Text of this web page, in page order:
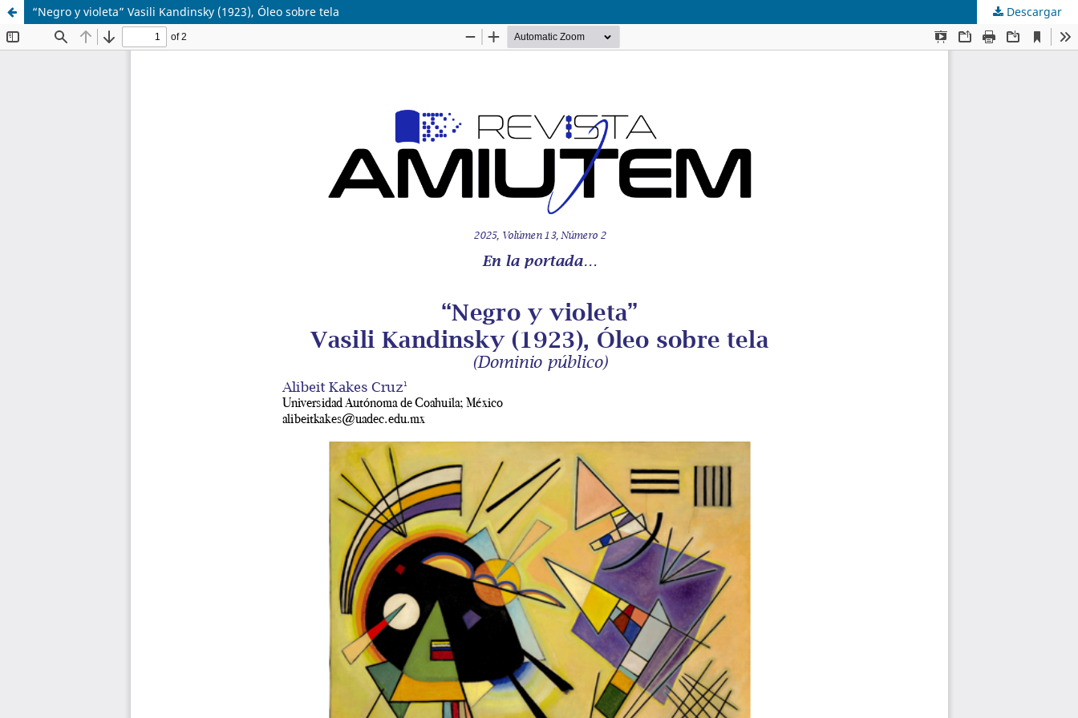
“Negro y violeta” Vasili Kandinsky (1923), Óleo sobre tela Descargar